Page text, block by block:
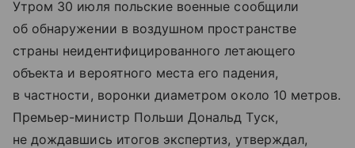
Утром 30 июля польские военные сообщили
об обнаружении в воздушном пространстве
страны неидентифицированного летающего
объекта и вероятного места его падения,
в частности, воронки диаметром около 10 метров.
Премьер-министр Польши Дональд Туск,
не дождавшись итогов экспертиз, утверждал,